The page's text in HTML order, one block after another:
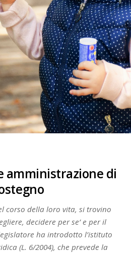
amministrazione di
corso della loro vita, si trovino
decidere per se’ e per il
ha introdotto l’istituto
(L. 6/2004), che prevede la